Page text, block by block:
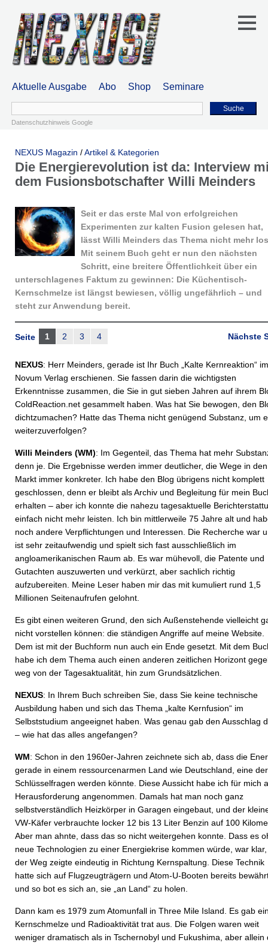
Aktuelle Ausgabe Abo Shop Seminare
Suche
Datenschutzhinweis Google
NEXUS Magazin /Artikel & Kategorien
Die Energierevolution ist da: Interview
dem Fusionsbotschafter Willi Meinders
Seit er das erste Mal von erfolgreichen
Experimenten zur kalten Fusion gelesen hat,
lässt Willi Meinders das Thema nicht mehr
Mit seinem Buch geht er nun den nächsten
Schritt, eine breitere Öffentlichkeit über ein
unterschlagenes Faktum zu gewinnen: Die Küchentisch-
Kernschmelze ist längst bewiesen, völlig ungefährlich – und
steht zur Anwendung bereit.
Nächste
Seite 1 2 3 4
NEXUS: Herr Meinders, gerade ist Ihr Buch „Kalte Kernreaktion“ im
Novum Verlag erschienen. Sie fassen darin die wichtigsten
Erkenntnisse zusammen, die Sie in gut sieben Jahren auf ihrem
ColdReaction.net gesammelt haben. Was hat Sie bewogen, den
dichtzumachen? Hatte das Thema nicht genügend Substanz, um
weiterzuverfolgen?
Willi Meinders (WM): Im Gegenteil, das Thema hat mehr
denn je. Die Ergebnisse werden immer deutlicher, die Wege in den
Markt immer konkreter. Ich habe den Blog übrigens nicht komplett
geschlossen, denn er bleibt als Archiv und Begleitung für mein
erhalten – aber ich konnte die nahezu tagesaktuelle
einfach nicht mehr leisten. Ich bin mittlerweile 75 Jahre alt und
noch andere Verpflichtungen und Interessen. Die Recherche war
ist sehr zeitaufwendig und spielt sich fast ausschließlich im
angloamerikanischen Raum ab. Es war mühevoll, die Patente und
Gutachten auszuwerten und verkürzt, aber sachlich richtig
aufzubereiten. Meine Leser haben mir das mit kumuliert rund 1,5
Millionen Seitenaufrufen gelohnt.
Es gibt einen weiteren Grund, den sich Außenstehende vielleicht
nicht vorstellen können: die ständigen Angriffe auf meine Website.
Dem ist mit der Buchform nun auch ein Ende gesetzt. Mit dem
habe ich dem Thema auch einen anderen zeitlichen Horizont
weg von der Tagesaktualität, hin zum Grundsätzlichen.
NEXUS: In Ihrem Buch schreiben Sie, dass Sie keine technische
Ausbildung haben und sich das Thema „kalte Kernfusion“ im
Selbststudium angeeignet haben. Was genau gab den Ausschlag
– wie hat das alles angefangen?
WM: Schon in den 1960er-Jahren zeichnete sich ab, dass die
gerade in einem ressourcenarmen Land wie Deutschland, eine der
Schlüsselfragen werden könnte. Diese Aussicht habe ich für mich
Herausforderung angenommen. Damals hat man noch ganz
selbstverständlich Heizkörper in Garagen eingebaut, und der
VW-Käfer verbrauchte locker 12 bis 13 Liter Benzin auf 100
Aber man ahnte, dass das so nicht weitergehen konnte. Dass es
neue Technologien zu einer Energiekrise kommen würde, war
der Weg zeigte eindeutig in Richtung Kernspaltung. Diese Technik
hatte sich auf Flugzeugträgern und Atom-U-Booten bereits
und so bot es sich an, sie „an Land“ zu holen.
Dann kam es 1979 zum Atomunfall in Three Mile Island. Es gab
Kernschmelze und Radioaktivität trat aus. Die Folgen waren weit
weniger dramatisch als in Tschernobyl und Fukushima, aber allein